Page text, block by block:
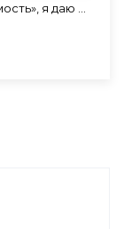
в соответствии с нашей